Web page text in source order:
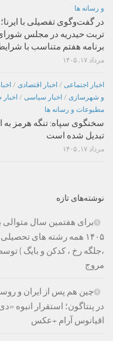
و رسانه ها
در گفت‌وگوی تفصیلی با ایرنا؛
برنامه هفتم متناسب با
مرداد ۱۷, ۱۴۰۵
اخبار اجتماعی / اخبار اقتصادی /
و شهرسازی / اخبار سیاسی /
مطبوعات و رسانه ها
سخنگوی سپاه: تنگه هرمز به
تبدیل شده است
مرداد ۱۷, ۱۴۰۵
نوشته‌های تازه
برای هفتمین سال
۱۴۰۵ همه رشته های
،جلگه رخ ، کدکن و بایگ )
مروج
چین هم پس از ایران و
اقیانوس آرام +عکس